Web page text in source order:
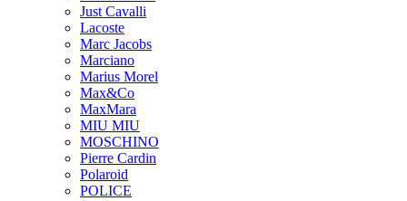
Just Cavalli
Lacoste
Marc Jacobs
Marciano
Marius Morel
Max&Co
MaxMara
MIU MIU
MOSCHINO
Pierre Cardin
Polaroid
POLICE